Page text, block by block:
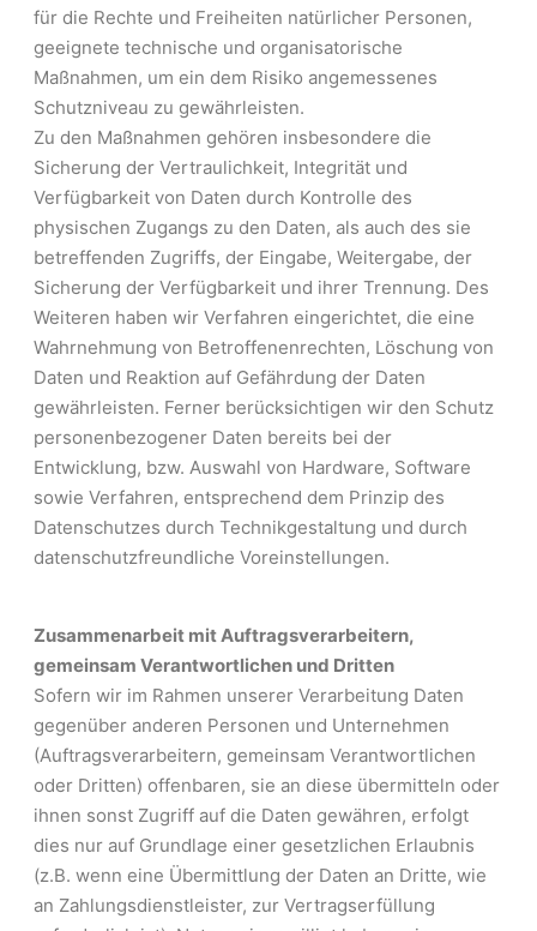
für die Rechte und Freiheiten natürlicher Personen,
geeignete technische und organisatorische
Maßnahmen, um ein dem Risiko angemessenes
Schutzniveau zu gewährleisten.
Zu den Maßnahmen gehören insbesondere die
Sicherung der Vertraulichkeit, Integrität und
Verfügbarkeit von Daten durch Kontrolle des
physischen Zugangs zu den Daten, als auch des sie
betreffenden Zugriffs, der Eingabe, Weitergabe, der
Sicherung der Verfügbarkeit und ihrer Trennung. Des
Weiteren haben wir Verfahren eingerichtet, die eine
Wahrnehmung von Betroffenenrechten, Löschung von
Daten und Reaktion auf Gefährdung der Daten
gewährleisten. Ferner berücksichtigen wir den Schutz
personenbezogener Daten bereits bei der
Entwicklung, bzw. Auswahl von Hardware, Software
sowie Verfahren, entsprechend dem Prinzip des
Datenschutzes durch Technikgestaltung und durch
datenschutzfreundliche Voreinstellungen.
Zusammenarbeit mit Auftragsverarbeitern,
gemeinsam Verantwortlichen und Dritten
Sofern wir im Rahmen unserer Verarbeitung Daten
gegenüber anderen Personen und Unternehmen
(Auftragsverarbeitern, gemeinsam Verantwortlichen
oder Dritten) offenbaren, sie an diese übermitteln oder
ihnen sonst Zugriff auf die Daten gewähren, erfolgt
dies nur auf Grundlage einer gesetzlichen Erlaubnis
(z.B. wenn eine Übermittlung der Daten an Dritte, wie
an Zahlungsdienstleister, zur Vertragserfüllung